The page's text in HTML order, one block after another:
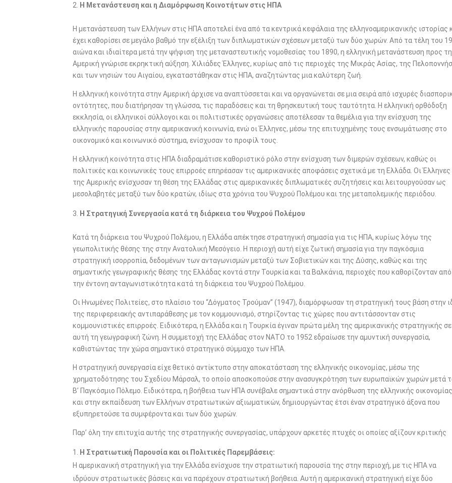
Η Μετανάστευση και η Διαμόρφωση Κοινοτήτων στις ΗΠΑ
Η μετανάστευση των Ελλήνων στις ΗΠΑ αποτελεί ένα από τα κεντρικά κεφάλαια της ελληνοαμερικανικής ιστορίας
έχει καθορίσει σε μεγάλο βαθμό την εξέλιξη των διπλωματικών σχέσεων μεταξύ των δύο χωρών. Από τα τέλη του
αιώνα και ιδιαίτερα μετά την ψήφιση της μεταναστευτικής νομοθεσίας του 1890, η ελληνική μετανάστευση προς
Αμερική γνώρισε εκρηκτική αύξηση. Χιλιάδες Έλληνες, κυρίως από τις περιοχές της Μικράς Ασίας, της
και των νησιών του Αιγαίου, εγκαταστάθηκαν στις ΗΠΑ, αναζητώντας μια καλύτερη ζωή.
Η ελληνική κοινότητα στην Αμερική άρχισε να αναπτύσσεται και να οργανώνεται σε μια σειρά από ισχυρές
οντότητες, που διατήρησαν τη γλώσσα, τις παραδόσεις και τη θρησκευτική τους ταυτότητα. Η ελληνική ορθόδοξη
εκκλησία, οι ελληνικοί σύλλογοι και οι πολιτιστικές οργανώσεις αποτέλεσαν τα θεμέλια για την ενίσχυση της
ελληνικής παρουσίας στην αμερικανική κοινωνία, ενώ οι Έλληνες, μέσω της επιτυχημένης τους ενσωμάτωσης στο
οικονομικό και κοινωνικό σύστημα, ενίσχυσαν το προφίλ τους.
Η ελληνική κοινότητα στις ΗΠΑ διαδραμάτισε καθοριστικό ρόλο στην ενίσχυση των διμερών σχέσεων, καθώς οι
πολιτικές και κοινωνικές τους επιρροές επηρέασαν τις αμερικανικές αποφάσεις σχετικά με τη Ελλάδα. Οι Έλληνες
της Αμερικής ενίσχυσαν τη θέση της Ελλάδας στις αμερικανικές διπλωματικές συζητήσεις και λειτουργούσαν ως
μεσολαβητές μεταξύ των δύο κρατών, ιδίως στα χρόνια του Ψυχρού Πολέμου και της μεταπολεμικής περιόδου.
Η Στρατηγική Συνεργασία κατά τη διάρκεια του Ψυχρού Πολέμου
Κατά τη διάρκεια του Ψυχρού Πολέμου, η Ελλάδα απέκτησε στρατηγική σημασία για τις ΗΠΑ, κυρίως λόγω της
γεωπολιτικής θέσης της στην Ανατολική Μεσόγειο. Η περιοχή αυτή είχε ζωτική σημασία για την παγκόσμια
στρατηγική ισορροπία, δεδομένων των ανταγωνισμών μεταξύ των Σοβιετικών και της Δύσης, καθώς και της
σημαντικής γεωγραφικής θέσης της Ελλάδας κοντά στην Τουρκία και τα Βαλκάνια, περιοχές που καθορίζονταν από
την έντονη ανταγωνιστικότητα κατά τη διάρκεια του Ψυχρού Πολέμου.
Οι Ηνωμένες Πολιτείες, στο πλαίσιο του “Δόγματος Τρούμαν” (1947), διαμόρφωσαν τη στρατηγική τους βάση στην
της περιφερειακής αντιπαράθεσης με τον κομμουνισμό, στηρίζοντας τις χώρες που αντιτάσσονταν στις
κομμουνιστικές επιρροές. Ειδικότερα, η Ελλάδα και η Τουρκία έγιναν πρώτα μέλη της αμερικανικής στρατηγικής σε
αυτή τη γεωγραφική ζώνη. Η συμμετοχή της Ελλάδας στον ΝΑΤΟ το 1952 εδραίωσε την αμυντική συνεργασία,
καθιστώντας την χώρα σημαντικό στρατηγικό σύμμαχο των ΗΠΑ.
Η στρατηγική συνεργασία είχε θετικό αντίκτυπο στην αποκατάσταση της ελληνικής οικονομίας, μέσω της
χρηματοδότησης του Σχεδίου Μάρσαλ, το οποίο αποσκοπούσε στην ανασυγκρότηση των ευρωπαϊκών χωρών μετά
Β’ Παγκόσμιο Πόλεμο. Ειδικότερα, η βοήθεια των ΗΠΑ συνέβαλε σημαντικά στην ανόρθωση της ελληνικής οικονομίας
και στην εκπαίδευση των Ελλήνων στρατιωτικών αξιωματικών, δημιουργώντας έτσι έναν στρατηγικό άξονα που
εξυπηρετούσε τα συμφέροντα και των δύο χωρών.
Παρ’ όλη την επιτυχία αυτής της στρατηγικής συνεργασίας, υπάρχουν αρκετές πτυχές οι οποίες αξίζουν κριτικής
Η Στρατιωτική Παρουσία και οι Πολιτικές Παρεμβάσεις:
Η αμερικανική στρατηγική για την Ελλάδα ενίσχυσε την στρατιωτική παρουσία της στην περιοχή, με τις ΗΠΑ να
ιδρύουν στρατιωτικές βάσεις και να παρέχουν στρατιωτική βοήθεια. Αυτή η αμερικανική στρατηγική είχε δύο